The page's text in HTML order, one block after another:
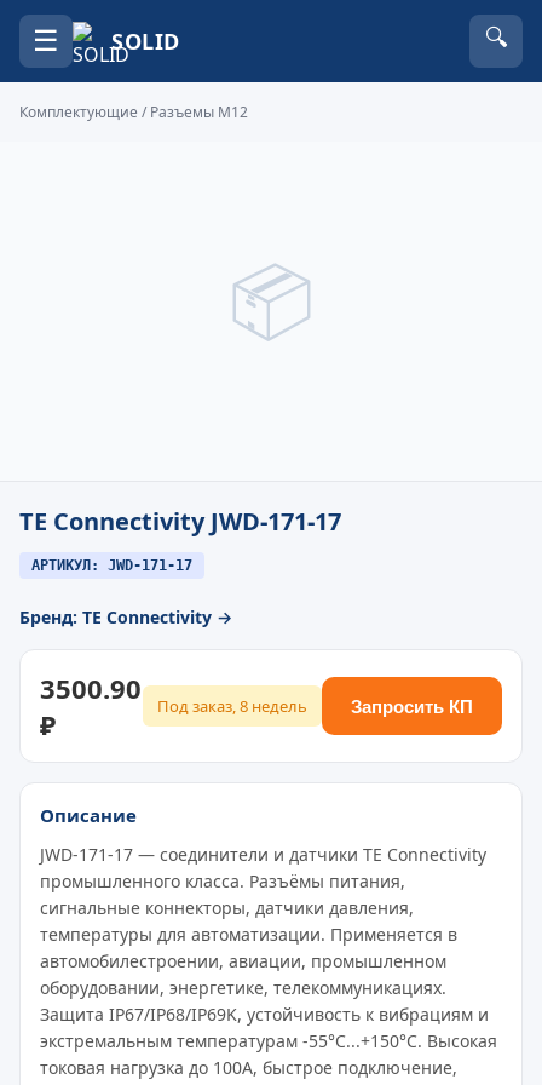
☰ SOLID 🔍
Комплектующие /Разъемы M12
📦
TE Connectivity JWD-171-17
АРТИКУЛ: JWD-171-17
Бренд: TE Connectivity →
3500.90
₽
Под заказ, 8 недель Запросить КП
Описание
JWD-171-17 — соединители и датчики TE Connectivity
промышленного класса. Разъёмы питания,
сигнальные коннекторы, датчики давления,
температуры для автоматизации. Применяется в
автомобилестроении, авиации, промышленном
оборудовании, энергетике, телекоммуникациях.
Защита IP67/IP68/IP69K, устойчивость к вибрациям и
экстремальным температурам -55°C...+150°C. Высокая
токовая нагрузка до 100A, быстрое подключение,